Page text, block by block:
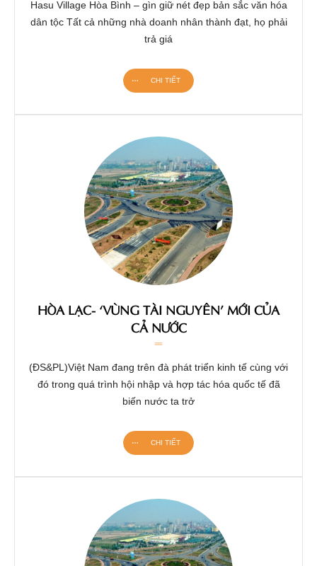
Hasu Village Hòa Bình – gìn giữ nét đẹp bản sắc văn hóa
dân tộc Tất cả những nhà doanh nhân thành đạt, họ phải
trả giá
CHI TIẾT
HÒA LẠC- ‘VÙNG TÀI NGUYÊN’ MỚI CỦA
CẢ NƯỚC
(ĐS&PL)Việt Nam đang trên đà phát triển kinh tế cùng với
đó trong quá trình hội nhập và hợp tác hóa quốc tế đã
biến nước ta trở
CHI TIẾT